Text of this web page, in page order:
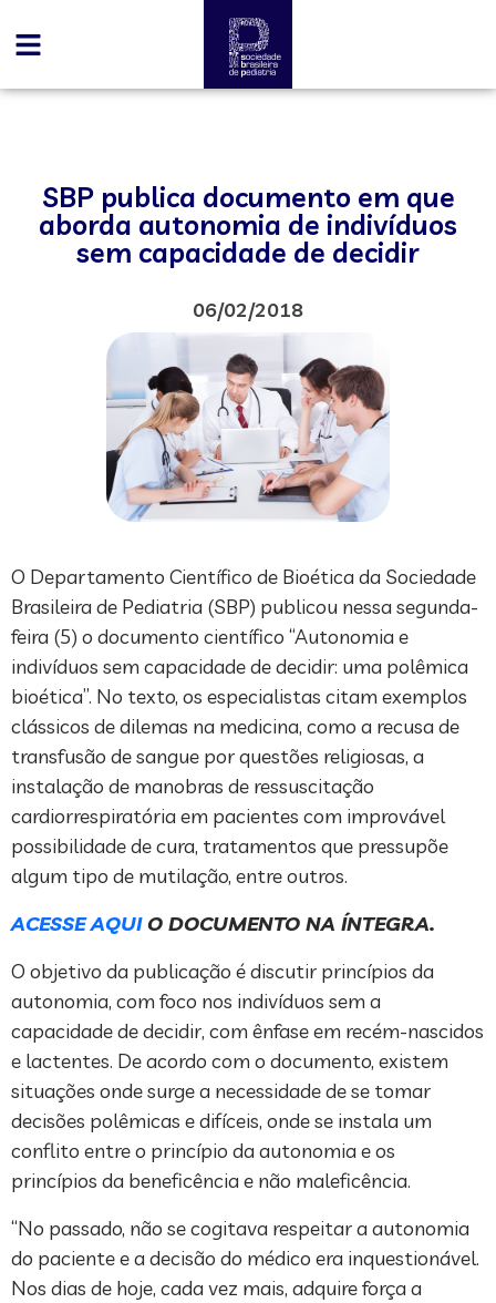
SBP publica documento em que
aborda autonomia de indivíduos
sem capacidade de decidir
06/02/2018
O Departamento Científico de Bioética da Sociedade
Brasileira de Pediatria (SBP) publicou nessa segunda-
feira (5) o documento científico “Autonomia e
indivíduos sem capacidade de decidir: uma polêmica
bioética”. No texto, os especialistas citam exemplos
clássicos de dilemas na medicina, como a recusa de
transfusão de sangue por questões religiosas, a
instalação de manobras de ressuscitação
cardiorrespiratória em pacientes com improvável
possibilidade de cura, tratamentos que pressupõe
algum tipo de mutilação, entre outros.
ACESSE AQUIO DOCUMENTO NA ÍNTEGRA.
O objetivo da publicação é discutir princípios da
autonomia, com foco nos indivíduos sem a
capacidade de decidir, com ênfase em recém-nascidos
e lactentes. De acordo com o documento, existem
situações onde surge a necessidade de se tomar
decisões polêmicas e difíceis, onde se instala um
conflito entre o princípio da autonomia e os
princípios da beneficência e não maleficência.
“No passado, não se cogitava respeitar a autonomia
do paciente e a decisão do médico era inquestionável.
Nos dias de hoje, cada vez mais, adquire força a